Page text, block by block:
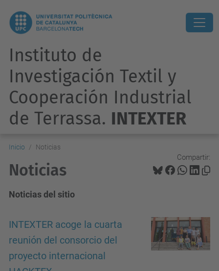
Instituto de
Investigación Textil y
Cooperación Industrial
de Terrassa. INTEXTER
Inicio Noticias
Compartir:
Noticias
Noticias del sitio
INTEXTER acoge la cuarta
reunión del consorcio del
proyecto internacional